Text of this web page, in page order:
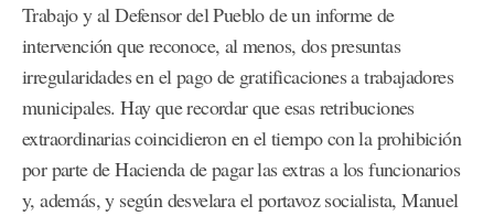
Trabajo y al Defensor del Pueblo de un informe de
intervención que reconoce, al menos, dos presuntas
irregularidades en el pago de gratificaciones a trabajadores
municipales. Hay que recordar que esas retribuciones
extraordinarias coincidieron en el tiempo con la prohibición
por parte de Hacienda de pagar las extras a los funcionarios
y, además, y según desvelara el portavoz socialista, Manuel